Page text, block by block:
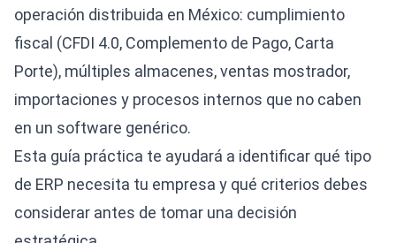
operación distribuida en México: cumplimiento
fiscal (CFDI 4.0, Complemento de Pago, Carta
Porte), múltiples almacenes, ventas mostrador,
importaciones y procesos internos que no caben
en un software genérico.
Esta guía práctica te ayudará a identificar qué tipo
de ERP necesita tu empresa y qué criterios debes
considerar antes de tomar una decisión